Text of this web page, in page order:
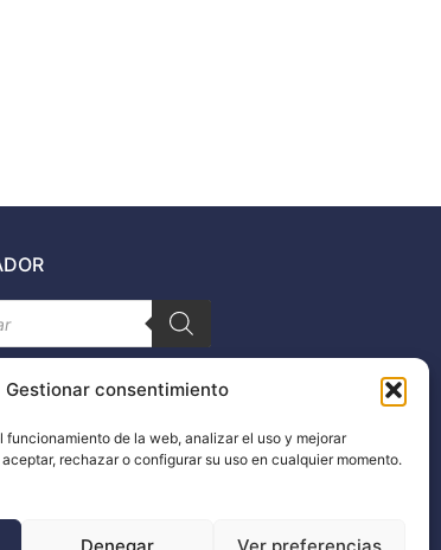
Gestionar consentimiento
funcionamiento de la web, analizar el uso y mejorar
rechazar o configurar su uso en cualquier momento.
Denegar Ver preferencias